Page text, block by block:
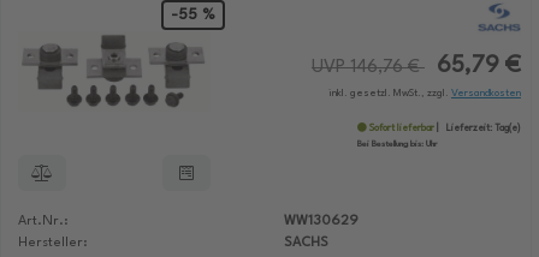
-55 %
UVP 146,76 € 65,79 €
inkl. gesetzl. MwSt., zzgl. Versandkosten
Sofort lieferbar Lieferzeit:
Tag(e)
Bei Bestellung bis: Uhr
Art.Nr.:
WW130629
Hersteller:
SACHS